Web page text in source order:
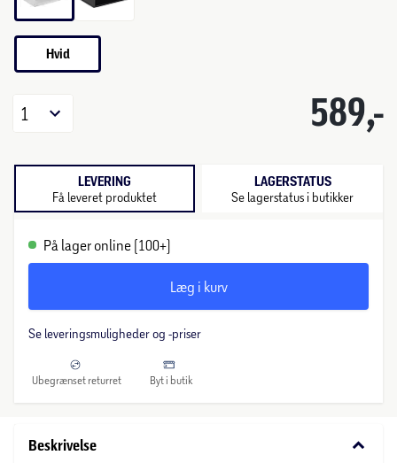
Hvid
589,-
1
LEVERING
Få leveret produktet
LAGERSTATUS
Se lagerstatus i butikker
På lager online (100+)
Læg i kurv
Se leveringsmuligheder og -priser
Ubegrænset returret Byt i butik
Beskrivelse keyboard_arrow_down